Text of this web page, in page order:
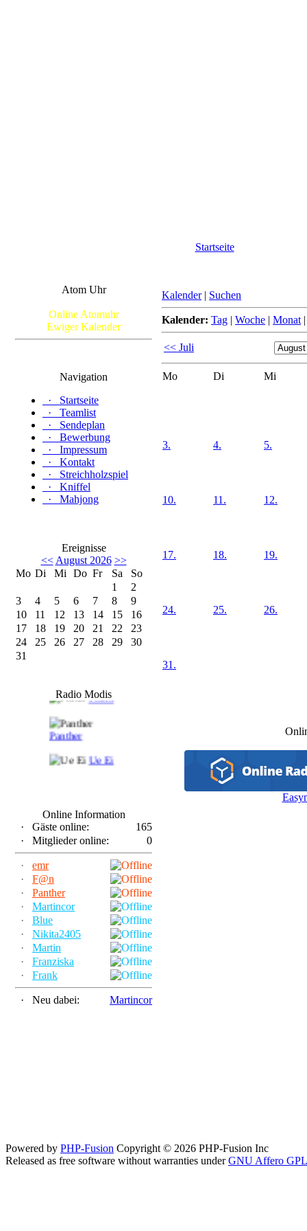
Startseite
Atom Uhr
Online Atomuhr
Ewiger Kalender
Navigation
·
Startseite
·
Teamlist
·
Sendeplan
·
Bewerbung
·
Impressum
·
Kontakt
·
Streichholzspiel
·
Kniffel
·
Mahjong
Ereignisse
<< August 2026 >>
Mo Di Mi Do Fr Sa
So
1
2
3
4 5 6 7 8
9
10
11 12 13 14 15
16
17
18 19 20 21 22
23
24
25 26 27 28 29
30
31
Radio Modis
Frank
Panther
Ue Ei
Online Information
·
Gäste online:
165
·
Mitglieder online: 0
·
emr
·
F@n
·
Panther
·
Martincor
·
Blue
·
Nikita2405
·
Martin
·
Franziska
·
Frank
· Neu dabei: Martincor
Kalender | Suchen
Kalender: Tag | Woche | Monat
<< Juli
Mo Di Mi
3. 4. 5.
10. 11. 12.
17. 18. 19.
24. 25. 26.
31.
Powered by PHP-Fusion Copyright © 2026 PHP-Fusion Inc
Released as free software without warranties underGNU Affero GPL